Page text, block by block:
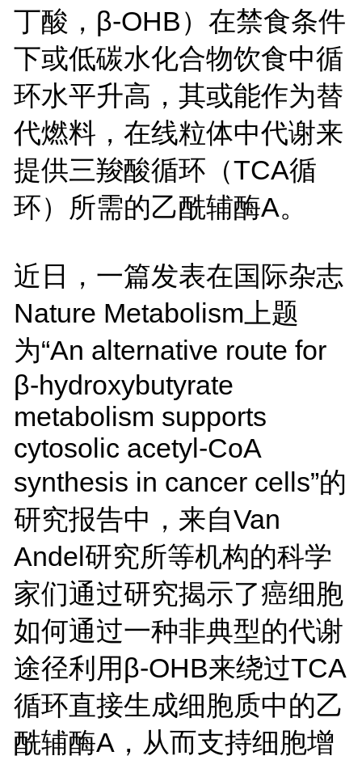
丁酸，β-OHB）在禁食条件
下或低碳水化合物饮食中循
环水平升高，其或能作为替
代燃料，在线粒体中代谢来
提供三羧酸循环（TCA循
环）所需的乙酰辅酶A。
近日，一篇发表在国际杂志
Nature Metabolism上题
为“An alternative route for
β-hydroxybutyrate
metabolism supports
cytosolic acetyl-CoA
synthesis in cancer cells”的
研究报告中，来自Van
Andel研究所等机构的科学
家们通过研究揭示了癌细胞
如何通过一种非典型的代谢
途径利用β-OHB来绕过TCA
循环直接生成细胞质中的乙
酰辅酶A，从而支持细胞增